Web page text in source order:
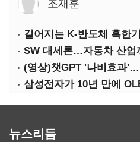
조재훈
SW 대세론…자동차 산업
(영상)챗GPT '나비효과
삼성전자가 10년 만에
뉴스리듬